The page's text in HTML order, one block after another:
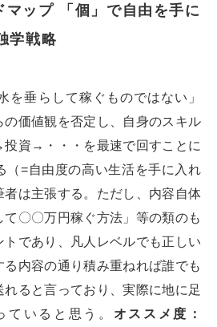
ップ 「個」で自由を手に
学戦略
を垂らして稼ぐものではない」
の価値観を否定し、自身のスキル
資→・・・を最速で回すことに
（=自由度の高い生活を手に入れ
者は主張する。ただし、内容自体
〇〇万円稼ぐ方法」等の類のも
であり、凡人レベルでも正しい
内容の通り積み重ねれば誰でも
れると言っており、実際に地に足
ていると思う。 オススメ度：